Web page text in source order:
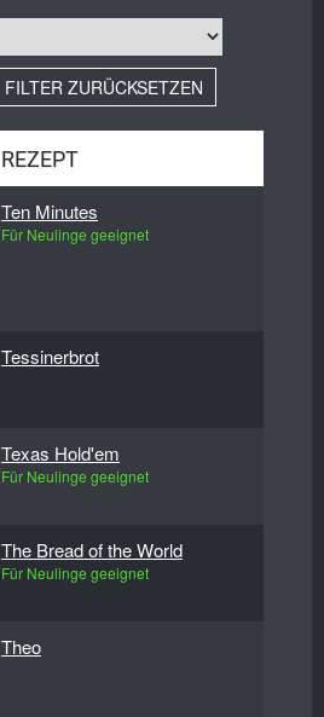
FILTER ZURÜCKSETZEN
REZEPT
Ten Minutes
Für Neulinge geeignet
Tessinerbrot
Texas Hold'em
Für Neulinge geeignet
The Bread of the World
Für Neulinge geeignet
Theo